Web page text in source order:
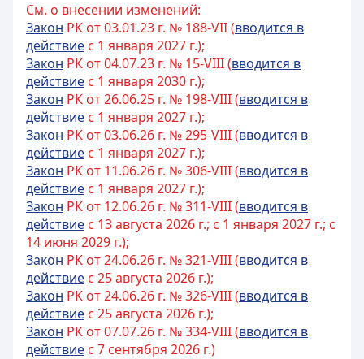
См. о внесении изменений:
Закон РК от 03.01.23 г. № 188-VII (вводится в
действие с 1 января 2027 г.);
Закон РК от 04.07.23 г. № 15-VIII (вводится в
действие с 1 января 2030 г.);
Закон РК от 26.06.25 г. № 198-VIII (вводится в
действие с 1 января 2027 г.);
Закон РК от 03.06.26 г. № 295-VIII (вводится в
действие с 1 января 2027 г.);
Закон РК от 11.06.26 г. № 306-VIII (вводится в
действие с 1 января 2027 г.);
Закон РК от 12.06.26 г. № 311-VIII (вводится в
действие с 13 августа 2026 г.; с 1 января 2027 г.; с
14 июня 2029 г.);
Закон РК от 24.06.26 г. № 321-VIII (вводится в
действие с 25 августа 2026 г.);
Закон РК от 24.06.26 г. № 326-VIII (вводится в
действие с 25 августа 2026 г.);
Закон РК от 07.07.26 г. № 334-VIII (вводится в
действие с 7 сентября 2026 г.)